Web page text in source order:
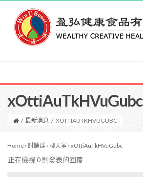
xOttiAuTkHVuGubc
/ 最新消息 / XOTTIAUTKHVUGUBC
Home › 討論群 › 聊天室 › xOttiAuTkHVuGubc
正在檢視 0 則發表的回覆